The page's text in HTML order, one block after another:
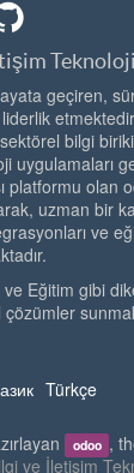
geçiren,
bilgi
uygulamaları
platformu olan
uzman bir
ve
ve Eğitim gibi
Türkçe
odoo ,
ve İletişim